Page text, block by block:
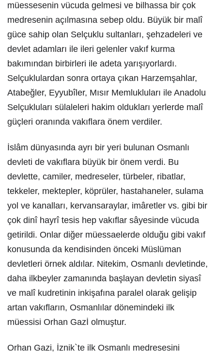
müessesenin vücuda gelmesi ve bilhassa bir çok
medresenin açılmasına sebep oldu. Büyük bir malî
güce sahip olan Selçuklu sultanları, şehzadeleri ve
devlet adamları ile ileri gelenler vakıf kurma
bakımından birbirleri ile adeta yarışıyorlardı.
Selçuklulardan sonra ortaya çıkan Harzemşahlar,
Atabeğler, Eyyubîler, Mısır Memlukluları ile Anadolu
Selçukluları sülaleleri hakim oldukları yerlerde malî
güçleri oranında vakıflara önem verdiler.
İslâm dünyasında ayrı bir yeri bulunan Osmanlı
devleti de vakıflara büyük bir önem verdi. Bu
devlette, camiler, medreseler, türbeler, ribatlar,
tekkeler, mektepler, köprüler, hastahaneler, sulama
yol ve kanalları, kervansaraylar, imâretler vs. gibi bir
çok dinî hayrî tesis hep vakıflar sâyesinde vücuda
getirildi. Onlar diğer müessaelerde olduğu gibi vakıf
konusunda da kendisinden önceki Müslüman
devletleri örnek aldılar. Nitekim, Osmanlı devletinde,
daha ilkbeyler zamanında başlayan devletin siyasî
ve malî kudretinin inkişafına paralel olarak gelişip
artan vakıfların, Osmanlılar dönemindeki ilk
müessisi Orhan Gazİ olmuştur.
Orhan Gazi, İznik`te ilk Osmanlı medresesini